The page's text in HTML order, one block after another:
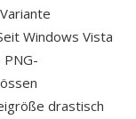
Windows Vista
drastisch